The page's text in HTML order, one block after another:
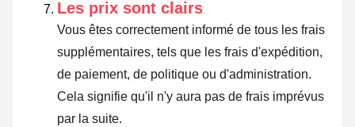
Les prix sont clairs
Vous êtes correctement informé de tous les frais
supplémentaires, tels que les frais d'expédition,
de paiement, de politique ou d'administration.
Cela signifie qu'il n'y aura pas de frais imprévus
par la suite.